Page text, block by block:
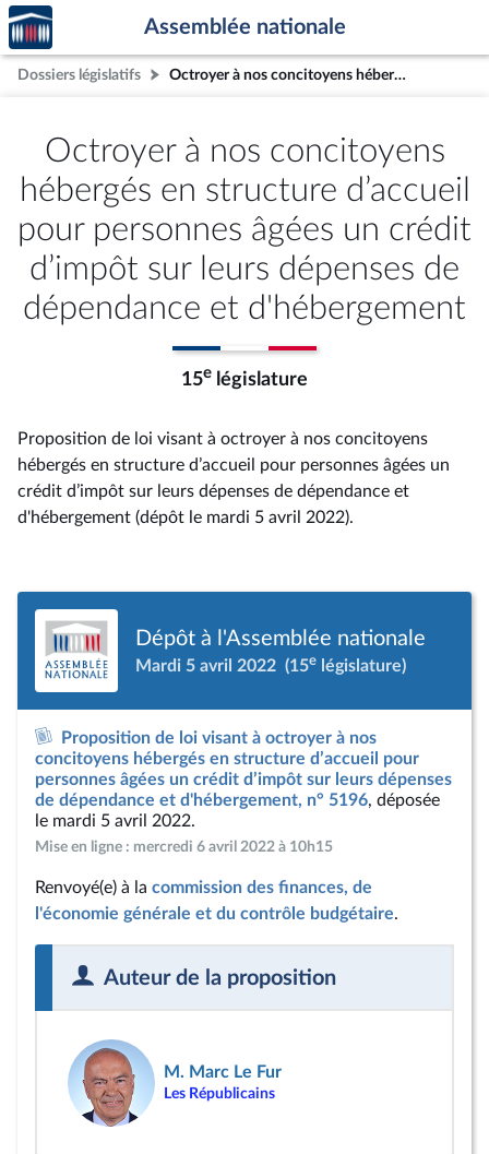
Aller au contenu
Aller en bas de la page
Accèder
à la
page
d'accueil
Assemblée nationale
Dossiers législatifs Octroyer à nos concitoyens hébergés en structure d’accueil pour personnes âgées un crédit d’impôt sur leurs dépenses de dépendance et d'hébergement
Octroyer à nos concitoyens
hébergés en structure d’accueil
pour personnes âgées un crédit
d’impôt sur leurs dépenses de
dépendance et d'hébergement
15e législature
Proposition de loi visant à octroyer à nos concitoyens
hébergés en structure d’accueil pour personnes âgées un
crédit d’impôt sur leurs dépenses de dépendance et
d'hébergement (dépôt le mardi 5 avril 2022).
Dépôt à l'Assemblée nationale
Mardi 5 avril 2022 (15e législature)
Proposition de loi visant à octroyer à nos
concitoyens hébergés en structure d’accueil pour
personnes âgées un crédit d’impôt sur leurs dépenses
de dépendance et d'hébergement, n° 5196, déposée
le mardi 5 avril 2022.
Mise en ligne : mercredi 6 avril 2022 à 10h15
Renvoyé(e) à la commission des finances, de
l'économie générale et du contrôle budgétaire.
Auteur de la proposition
M. Marc Le Fur
Les Républicains